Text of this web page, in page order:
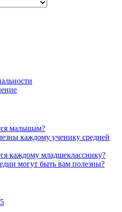
малышам?
каждому ученику средней
каждому младшекласснику?
могут быть вам полезны?